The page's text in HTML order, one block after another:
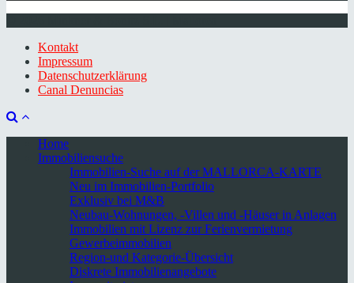
Kontakt
Impressum
Datenschutzerklärung
Canal Denuncias
Home
Immobiliensuche
Immobilien-Suche auf der MALLORCA-KARTE
Neu im Immobilien-Portfolio
Exklusiv bei M&B
Neubau-Wohnungen, -Villen und -Häuser in Anlagen
Immobilien mit Lizenz zur Ferienvermietung
Gewerbeimmobilien
Region-und Kategorie-Übersicht
Diskrete Immobilienangebote